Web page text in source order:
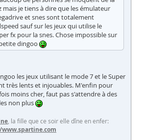
mais je tiens à dire que les émulateur
et snes sont totalement
sauf sur les jeux qui utilise le
fx pour la snes. Chose impossible sur
dingoo
les jeux utilisant le mode 7 et le Super
très lents et injouables. M'enfin pour
moins cher, faut pas s'attendre à des
non plus
, la fille que ce soir elle dîne en enfer: